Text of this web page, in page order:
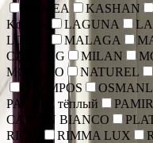
KAMEA
KASHAN
Kortriek
LAGUNA
LOTOS
MALAGA
CARVING
MILAN
MORANO
NATUREL
OLYMPOS
PACIFIC тёплый
PAMIR
CARDIN BIANCO
RICHI
RIMMA LUX